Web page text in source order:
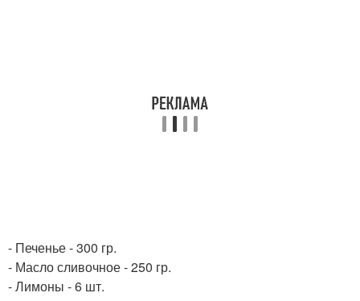
- Печенье - 300 гр.
- Масло сливочное - 250 гр.
- Лимоны - 6 шт.